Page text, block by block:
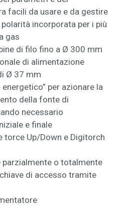
facili da usare e da gestire
incorporata per i più
gas
di filo fino a Ø 300 mm
di alimentazione
Ø 37 mm
per azionare la
della fonte di
necessario
e finale
torce Up/Down e Digitorch
o totalmente
di accesso tramite